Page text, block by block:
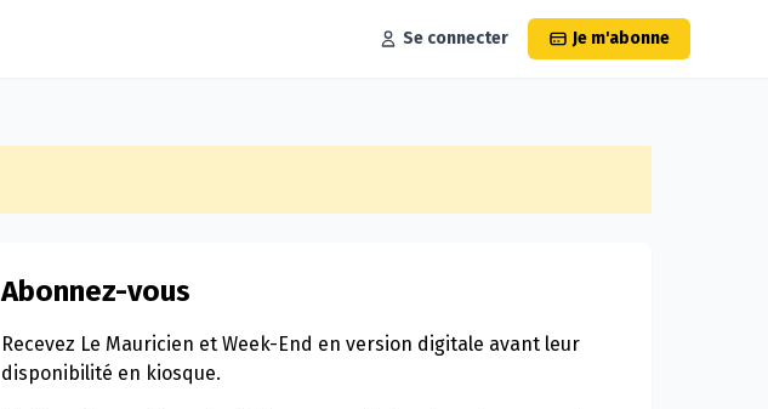
Se connecter Je m'abonne
Abonnez-vous
Recevez Le Mauricien et Week-End en version digitale avant leur
disponibilité en kiosque.